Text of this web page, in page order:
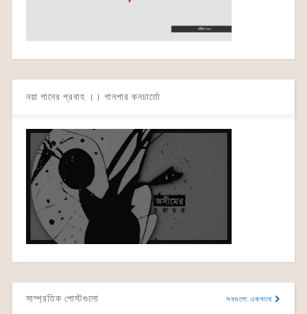
নয়া গানের প্রবাহ ।। গানপার কনচার্তো
সাম্প্রতিক পোস্টগুলো সবগুলো একসাথে